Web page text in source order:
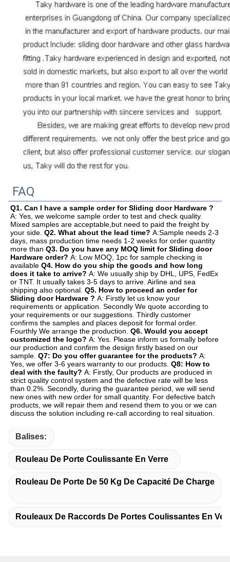
FAQ
A: Yes, we welcome sample order to test and check quality.
Mixed samples are acceptable,but need to paid the freight by
your side. Q2. What about the lead time? A:Sample needs 2-3
days, mass production time needs 1-2 weeks for order quantity
more than Q3. Do you have any MOQ limit for Sliding door
Hardware order? A: Low MOQ, 1pc for sample checking is
available Q4. How do you ship the goods and how long
does it take to arrive? A: We usually ship by DHL, UPS, FedEx
or TNT. It usually takes 3-5 days to arrive. Airline and sea
shipping also optional. Q5. How to proceed an order for
Sliding door Hardware ? A: Firstly let us know your
requirements or application. Secondly We quote according to
your requirements or our suggestions. Thirdly customer
confirms the samples and places deposit for formal order.
Fourthly We arrange the production. Q6. Would you accept
customized the logo? A: Yes. Please inform us formally before
our production and confirm the design firstly based on our
sample. Q7: Do you offer guarantee for the products? A:
Yes, we offer 3-6 years warranty to our products. Q8: How to
deal with the faulty? A: Firstly, Our products are produced in
strict quality control system and the defective rate will be less
than 0.2%. Secondly, during the guarantee period, we will send
new ones with new order for small quantity. For defective batch
products, we will repair them and resend them to you or we can
discuss the solution including re-call according to real situation.
Balises:
Rouleau De Porte Coulissante En Verre
Rouleau De Porte De 50 Kg De Capacité De Charge
Rouleaux De Raccords De Portes Coulissantes En